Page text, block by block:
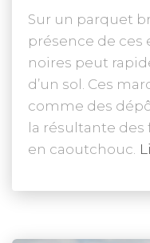
Sur un parquet
présence de
noires peut
d’un sol. Ces
comme des
la résultante
en caoutchouc.